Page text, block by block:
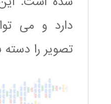
تصویر را دسته